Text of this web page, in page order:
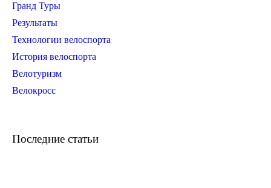
Гранд Туры
Результаты
Технологии велоспорта
История велоспорта
Велотуризм
Велокросс
Последние статьи